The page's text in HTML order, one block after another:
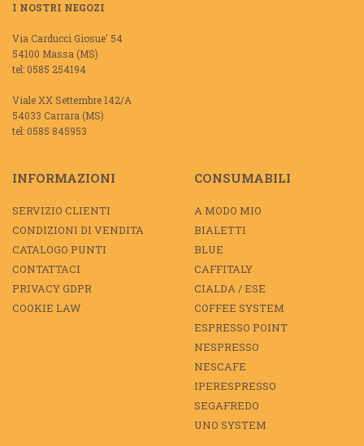
I NOSTRI NEGOZI
Via Carducci Giosue' 54
54100 Massa (MS)
tel: 0585 254194
Viale XX Settembre 142/A
54033 Carrara (MS)
tel: 0585 845953
INFORMAZIONI
SERVIZIO CLIENTI
CONDIZIONI DI VENDITA
CATALOGO PUNTI
CONTATTACI
PRIVACY GDPR
COOKIE LAW
CONSUMABILI
A MODO MIO
BIALETTI
BLUE
CAFFITALY
CIALDA / ESE
COFFEE SYSTEM
ESPRESSO POINT
NESPRESSO
NESCAFE
IPERESPRESSO
SEGAFREDO
UNO SYSTEM